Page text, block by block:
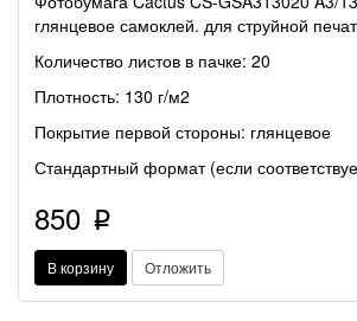
глянцевое самоклей. для струйной
Количество листов в пачке: 20
Плотность: 130 г/м2
Покрытие первой стороны: глянцевое
Стандартный формат (если
850 p
В корзину Отложить